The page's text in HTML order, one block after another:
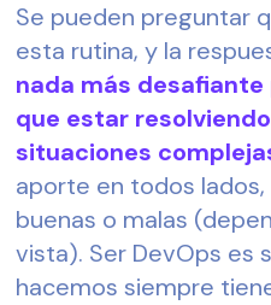
Se pueden preguntar
esta rutina, y la
nada más
que estar
situaciones
aporte en todos
buenas o malas
vista). Ser DevOps es
hacemos siempre